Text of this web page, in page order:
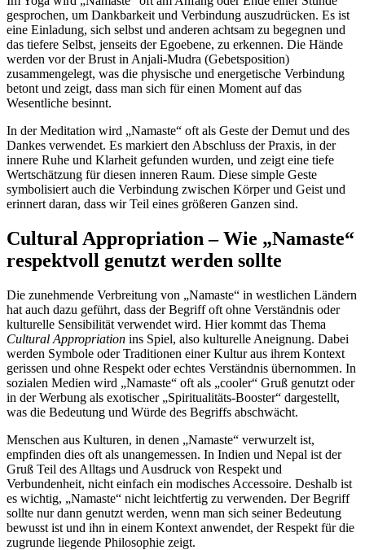
gesprochen, um Dankbarkeit und Verbindung auszudrücken. Es ist
eine Einladung, sich selbst und anderen achtsam zu begegnen und
das tiefere Selbst, jenseits der Egoebene, zu erkennen. Die Hände
werden vor der Brust in Anjali-Mudra (Gebetsposition)
zusammengelegt, was die physische und energetische Verbindung
betont und zeigt, dass man sich für einen Moment auf das
Wesentliche besinnt.
In der Meditation wird „Namaste“ oft als Geste der Demut und des
Dankes verwendet. Es markiert den Abschluss der Praxis, in der
innere Ruhe und Klarheit gefunden wurden, und zeigt eine tiefe
Wertschätzung für diesen inneren Raum. Diese simple Geste
symbolisiert auch die Verbindung zwischen Körper und Geist und
erinnert daran, dass wir Teil eines größeren Ganzen sind.
Cultural Appropriation – Wie „Namaste“
respektvoll genutzt werden sollte
Die zunehmende Verbreitung von „Namaste“ in westlichen Ländern
hat auch dazu geführt, dass der Begriff oft ohne Verständnis oder
kulturelle Sensibilität verwendet wird. Hier kommt das Thema
Cultural Appropriation ins Spiel, also kulturelle Aneignung. Dabei
werden Symbole oder Traditionen einer Kultur aus ihrem Kontext
gerissen und ohne Respekt oder echtes Verständnis übernommen. In
sozialen Medien wird „Namaste“ oft als „cooler“ Gruß genutzt oder
in der Werbung als exotischer „Spiritualitäts-Booster“ dargestellt,
was die Bedeutung und Würde des Begriffs abschwächt.
Menschen aus Kulturen, in denen „Namaste“ verwurzelt ist,
empfinden dies oft als unangemessen. In Indien und Nepal ist der
Gruß Teil des Alltags und Ausdruck von Respekt und
Verbundenheit, nicht einfach ein modisches Accessoire. Deshalb ist
es wichtig, „Namaste“ nicht leichtfertig zu verwenden. Der Begriff
sollte nur dann genutzt werden, wenn man sich seiner Bedeutung
bewusst ist und ihn in einem Kontext anwendet, der Respekt für die
zugrunde liegende Philosophie zeigt.